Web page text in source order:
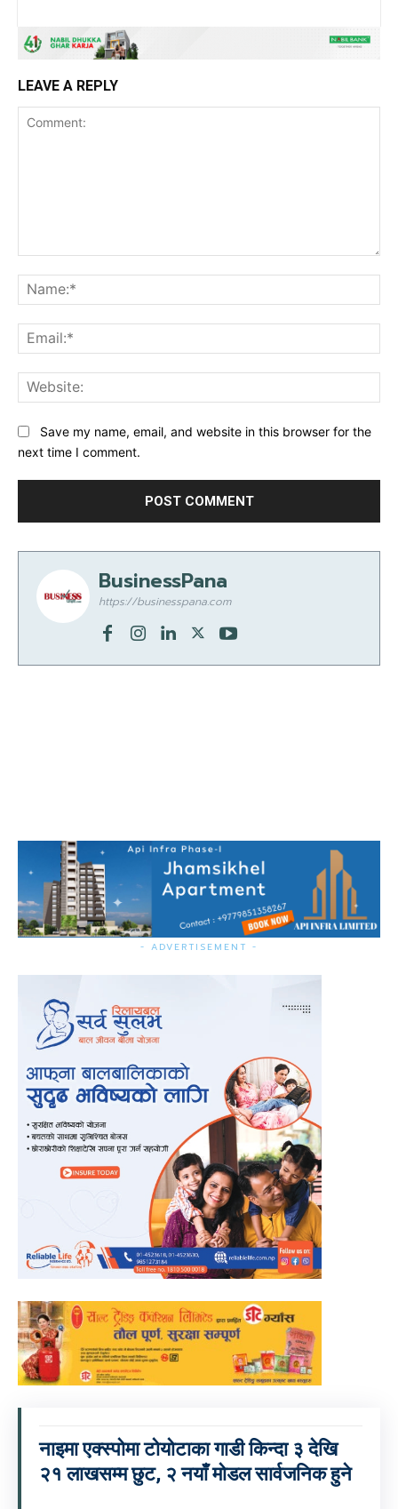
LEAVE A REPLY
Save my name, email, and website in this browser for the
next time I comment.
BusinessPana
https://businesspana.com
- ADVERTISEMENT -
नाइमा एक्स्पोमा टोयोटाका गाडी किन्दा ३ देखि
२१ लाखसम्म छुट, २ नयाँ मोडल सार्वजनिक हुने